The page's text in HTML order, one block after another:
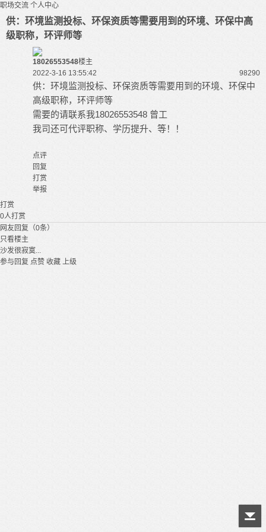
职场交流 个人中心
供：环境监测投标、环保资质等需要用到的环境、环保中高
级职称，环评师等
18026553548楼主
2022-3-16 13:55:42
98290
供：环境监测投标、环保资质等需要用到的环境、环保中
高级职称，环评师等
需要的请联系我18026553548 曾工
我司还可代评职称、学历提升、等！！
点评
回复
打赏
举报
打赏
0人打赏
网友回复（0条）
只看楼主
沙发很寂寞...
参与回复 点赞 收藏 上级